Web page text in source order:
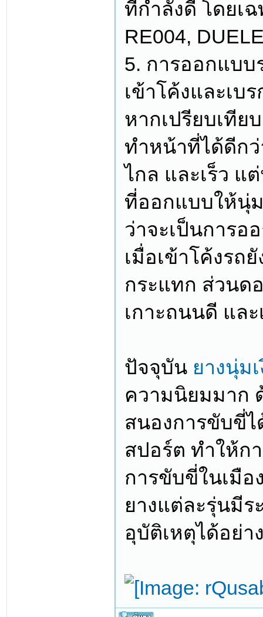
ที่กำลังดี โดยเฉ
RE004,
5. การออกแบบ
เข้าโค้งและเ
หากเปรียบเทีย
ทำหน้าที่ได้ดีกว่
ไกล และเร็ว แ
ที่ออกแบบให้นุ่
ว่าจะเป็นการ
เมื่อเข้าโค้งรถ
กระแทก ส่วนด
เกาะถนนดี แล
ปัจจุบัน ยางนุ่ม
ความนิยมมาก
สนองการขับขี่
สปอร์ต ทำให้ก
การขับขี่ในเมือ
ยางแต่ละรุ่นมีร
อุบัติเหตุได้อย่า